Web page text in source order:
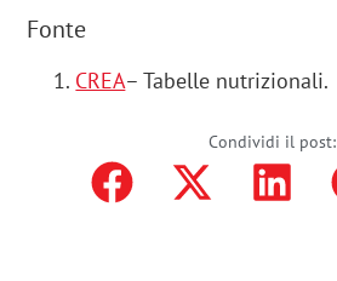
Fonte
CREA– Tabelle nutrizionali.
Condividi il post: